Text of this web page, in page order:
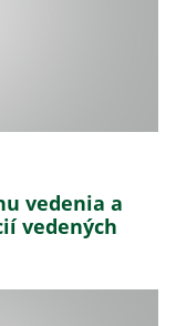
vedenia a
vedených